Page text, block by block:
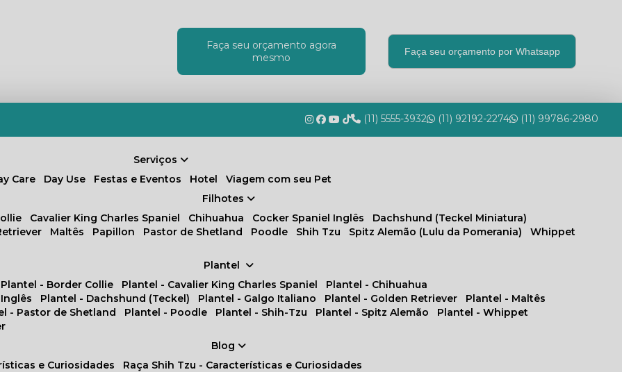
Faça seu orçamento agora
mesmo
Faça seu orçamento por Whatsapp
(11) 5555-3932 (11) 92192-2274 (11) 99786-2980
Plantel
Plantel - Border Collie Plantel - Cavalier King Charles Spaniel
Plantel - Chihuahua
Plantel - Dachshund (Teckel) Plantel - Galgo Italiano Plantel - Golden Retriever
Plantel - Maltês
- Pastor de Shetland Plantel - Poodle Plantel - Shih-Tzu Plantel - Spitz Alemão
Plantel - Whippet
Blog
e Curiosidades
Raça Shih Tzu - Características e Curiosidades
Serviços
Care
Day Use Festas e Eventos Hotel
Viagem com seu Pet
Filhotes
Cavalier King Charles Spaniel Chihuahua Cocker Spaniel Inglês
Dachshund (Teckel Miniatura)
Maltês Papillon Pastor de Shetland Poodle Shih Tzu Spitz Alemão (Lulu da Pomerania)
Whippet